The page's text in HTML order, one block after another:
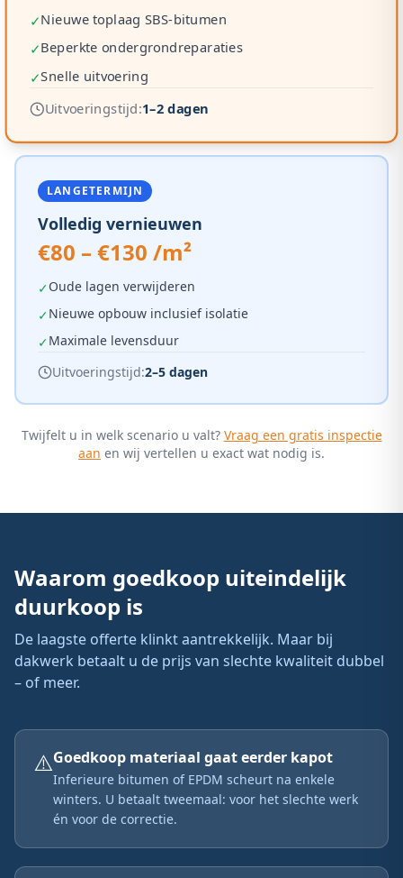
✓Nieuwe toplaag SBS-bitumen
✓Beperkte ondergrondreparaties
✓Snelle uitvoering
Uitvoeringstijd:1–2 dagen
LANGETERMIJN
Volledig vernieuwen
€80 – €130 /m²
✓Oude lagen verwijderen
✓Nieuwe opbouw inclusief isolatie
✓Maximale levensduur
Uitvoeringstijd:2–5 dagen
Twijfelt u in welk scenario u valt? Vraag een gratis inspectie
aan en wij vertellen u exact wat nodig is.
Waarom goedkoop uiteindelijk
duurkoop is
De laagste offerte klinkt aantrekkelijk. Maar bij
dakwerk betaalt u de prijs van slechte kwaliteit dubbel
– of meer.
⚠️Goedkoop materiaal gaat eerder kapot
Inferieure bitumen of EPDM scheurt na enkele
winters. U betaalt tweemaal: voor het slechte werk
én voor de correctie.